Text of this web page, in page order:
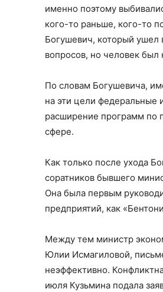
именно поэтому
кого-то раньше, кого-то
Богушевич, который ушел
вопросов, но человек
По словам Богушевича,
на эти цели федеральные
расширение программ по
сфере.
Как только после ухода
соратников бывшего
Она была первым
предприятий, как
Между тем министр
Юлии Исмагиловой,
неэффективно.
июля Кузьмина подала